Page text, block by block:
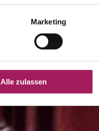
Marketing
Alle zulassen